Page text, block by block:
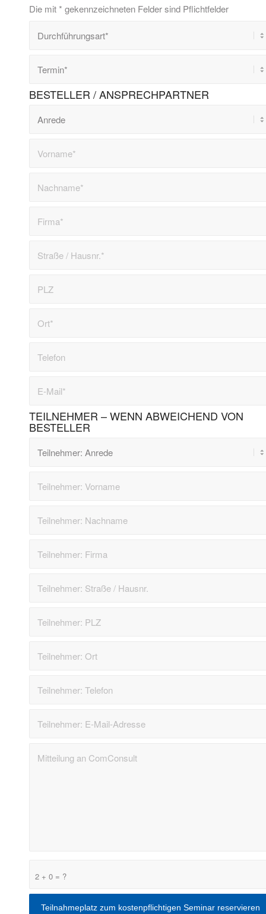
Die mit * gekennzeichneten Felder sind Pflichtfelder
BESTELLER / ANSPRECHPARTNER
TEILNEHMER – WENN ABWEICHEND VON
BESTELLER
2 + 0 = ?